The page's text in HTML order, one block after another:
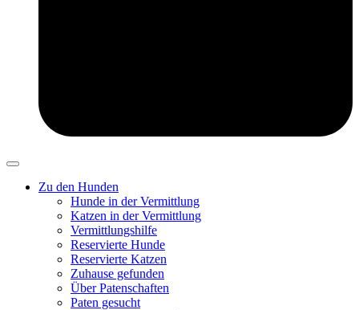
Zu den Hunden
Hunde in der Vermittlung
Katzen in der Vermittlung
Vermittlungshilfe
Reservierte Hunde
Reservierte Katzen
Zuhause gefunden
Über Patenschaften
Paten gesucht